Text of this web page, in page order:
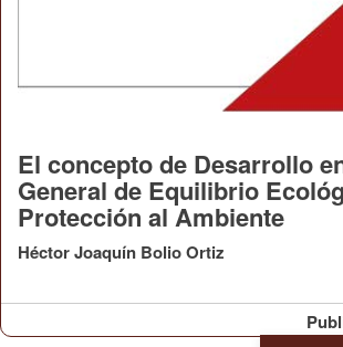
El concepto de Desarrollo
General de Equilibrio
Protección al Ambiente
Héctor Joaquín Bolio Ortiz